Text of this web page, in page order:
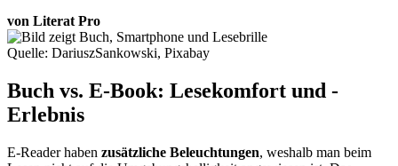
von Literat Pro
Quelle: DariuszSankowski, Pixabay
Buch vs. E-Book: Lesekomfort und -
Erlebnis
E-Reader haben zusätzliche Beleuchtungen, weshalb man beim